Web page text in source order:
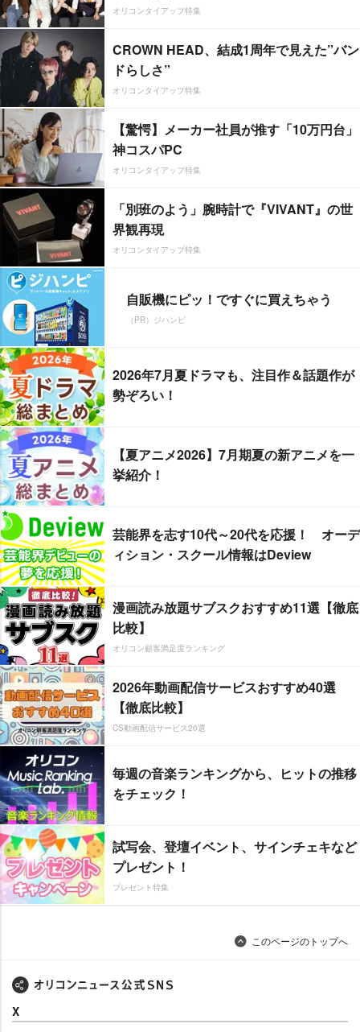
オリコンタイアップ特集
CROWN HEAD、結成1周年で見えた”バン
ドらしさ”
オリコンタイアップ特集
【驚愕】メーカー社員が推す「10万円台」
神コスパPC
オリコンタイアップ特集
「別班のよう」腕時計で『VIVANT』の世
界観再現
オリコンタイアップ特集
自販機にピッ！ですぐに買えちゃう
（PR）ジハンピ
2026年7月夏ドラマも、注目作＆話題作が
勢ぞろい！
【夏アニメ2026】7月期夏の新アニメを一
挙紹介！
芸能界を志す10代～20代を応援！ オーデ
ィション・スクール情報はDeview
漫画読み放題サブスクおすすめ11選【徹底
比較】
オリコン顧客満足度ランキング
2026年動画配信サービスおすすめ40選
【徹底比較】
CS動画配信サービス20選
毎週の音楽ランキングから、ヒットの推移
をチェック！
試写会、登壇イベント、サインチェキなど
プレゼント！
プレゼント特集
このページのトップへ
X